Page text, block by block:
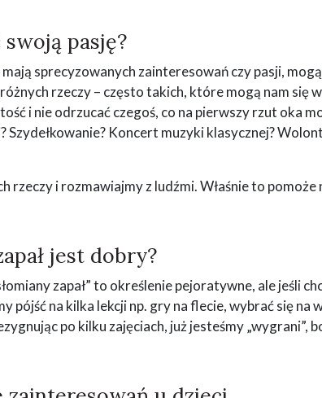
pasję?
sprecyzowanych zainteresowań czy pasji,
rzeczy – często takich, które mogą nam się
i nie odrzucać czegoś, co na pierwszy rzut oka
Szydełkowanie? Koncert muzyki klasycznej?
rzeczy i rozmawiajmy z ludźmi. Właśnie to
jest dobry?
zapał” to określenie pejoratywne, ale jeśli
pójść na kilka lekcji np. gry na flecie, wybrać się
po kilku zajęciach, już jesteśmy „wygrani”,